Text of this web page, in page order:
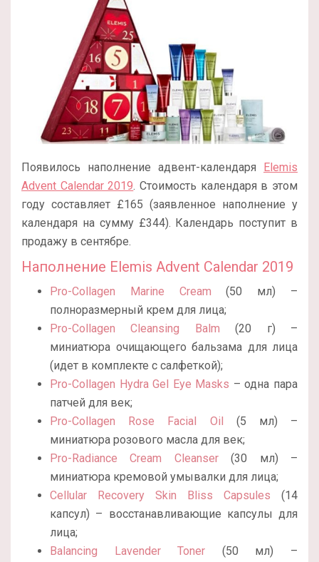
Появилось наполнение адвент-календаря Elemis
Advent Calendar 2019. Стоимость календаря в этом
году составляет £165 (заявленное наполнение у
календаря на сумму £344). Календарь поступит в
продажу в сентябре.
Наполнение Elemis Advent Calendar 2019
Pro-Collagen Marine Cream (50 мл) –
полноразмерный крем для лица;
Pro-Collagen Cleansing Balm (20 г) –
миниатюра очищающего бальзама для лица
(идет в комплекте с салфеткой);
Pro-Collagen Hydra Gel Eye Masks – одна пара
патчей для век;
Pro-Collagen Rose Facial Oil (5 мл) –
миниатюра розового масла для век;
Pro-Radiance Cream Cleanser(30 мл) –
миниатюра кремовой умывалки для лица;
Cellular Recovery Skin Bliss Capsules (14
капсул) – восстанавливающие капсулы для
лица;
Balancing Lavender Toner (50 мл) –